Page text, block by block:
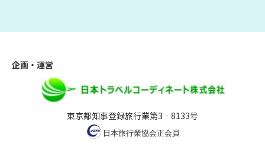
企画・運営
東京都知事登録旅行業第3‐8133号